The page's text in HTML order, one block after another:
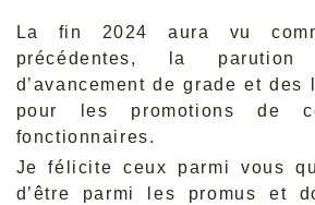
La fin 2024 aura vu
précédentes, la
d’avancement de grade et des
pour les promotions de
fonctionnaires.
Je félicite ceux parmi vous
d’être parmi les promus et